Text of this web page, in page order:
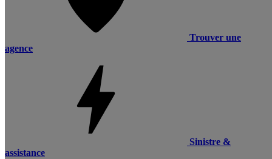
Trouver une
agence
Sinistre &
assistance